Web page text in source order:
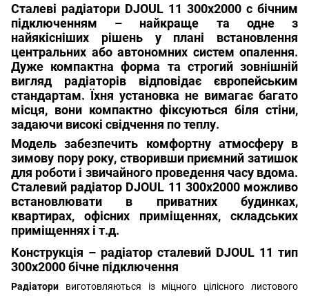
Сталеві радіатори DJOUL 11 300х2000 с бічним
підключенням – найкраще та одне з
найякісніших рішень у плані встановлення
центральних або автономних систем опалення.
Дуже компактна форма та строгий зовнішній
вигляд радіаторів відповідає європейським
стандартам. Їхня установка не вимагає багато
місця, вони компактно фіксуються біля стіни,
задаючи високі свідчення по теплу.
Модель забезпечить комфортну атмосферу в
зимову пору року, створивши приємний затишок
для роботи і звичайного проведення часу вдома.
Сталевий радіатор DJOUL 11 300х2000можливо
встановлювати в приватних будинках,
квартирах, офісних приміщеннях, складських
приміщеннях і т.д.
Конструкція – радіатор сталевий DJOUL 11 тип
300х2000 бічне підключення
Радіатори виготовляються із міцного цілісного листового